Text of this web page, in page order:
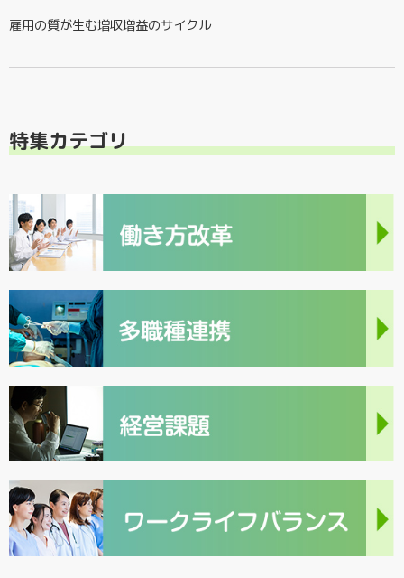
雇用の質が生む増収増益のサイクル
特集カテゴリ